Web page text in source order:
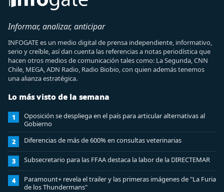
Informar, analizar, anticipar
INFOGATE es un medio digital de prensa independiente, informativo,
serio y creíble, así dan cuenta las referencias a notas periodística que
hacen otros medios de comunicación tales como: La Segunda, CNN
Chile, MEGA, ADN Radio, Radio Biobio, con quien además tenemos
una alianza estratégica.
Lo más visto de la semana
1
Oposición se despliega en el país para articular alternativas al
Gobierno
2 Diferencias de más de 600% en consultas veterinarias
3 Subsecretario para las FFAA destaca la labor de la DIRECTEMAR
4
Paramount+ revela el trailer y las primeras imágenes de "La Furia
de los Thundermans"